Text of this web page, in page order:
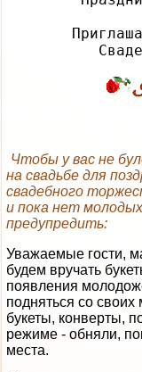
Чтобы у вас не
на свадьбе для
свадебного
и пока нет
предупредить:
Уважаемые гости,
будем вручать
появления
подняться со своих
букеты, конверты,
режиме - обняли,
места.